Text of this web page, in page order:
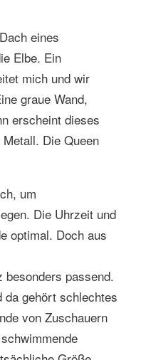
eines
Elbe. Ein
mich und wir
graue Wand,
erscheint dieses
Die Queen
um
Die Uhrzeit und
optimal. Doch aus
besonders passend.
da gehört schlechtes
von Zuschauern